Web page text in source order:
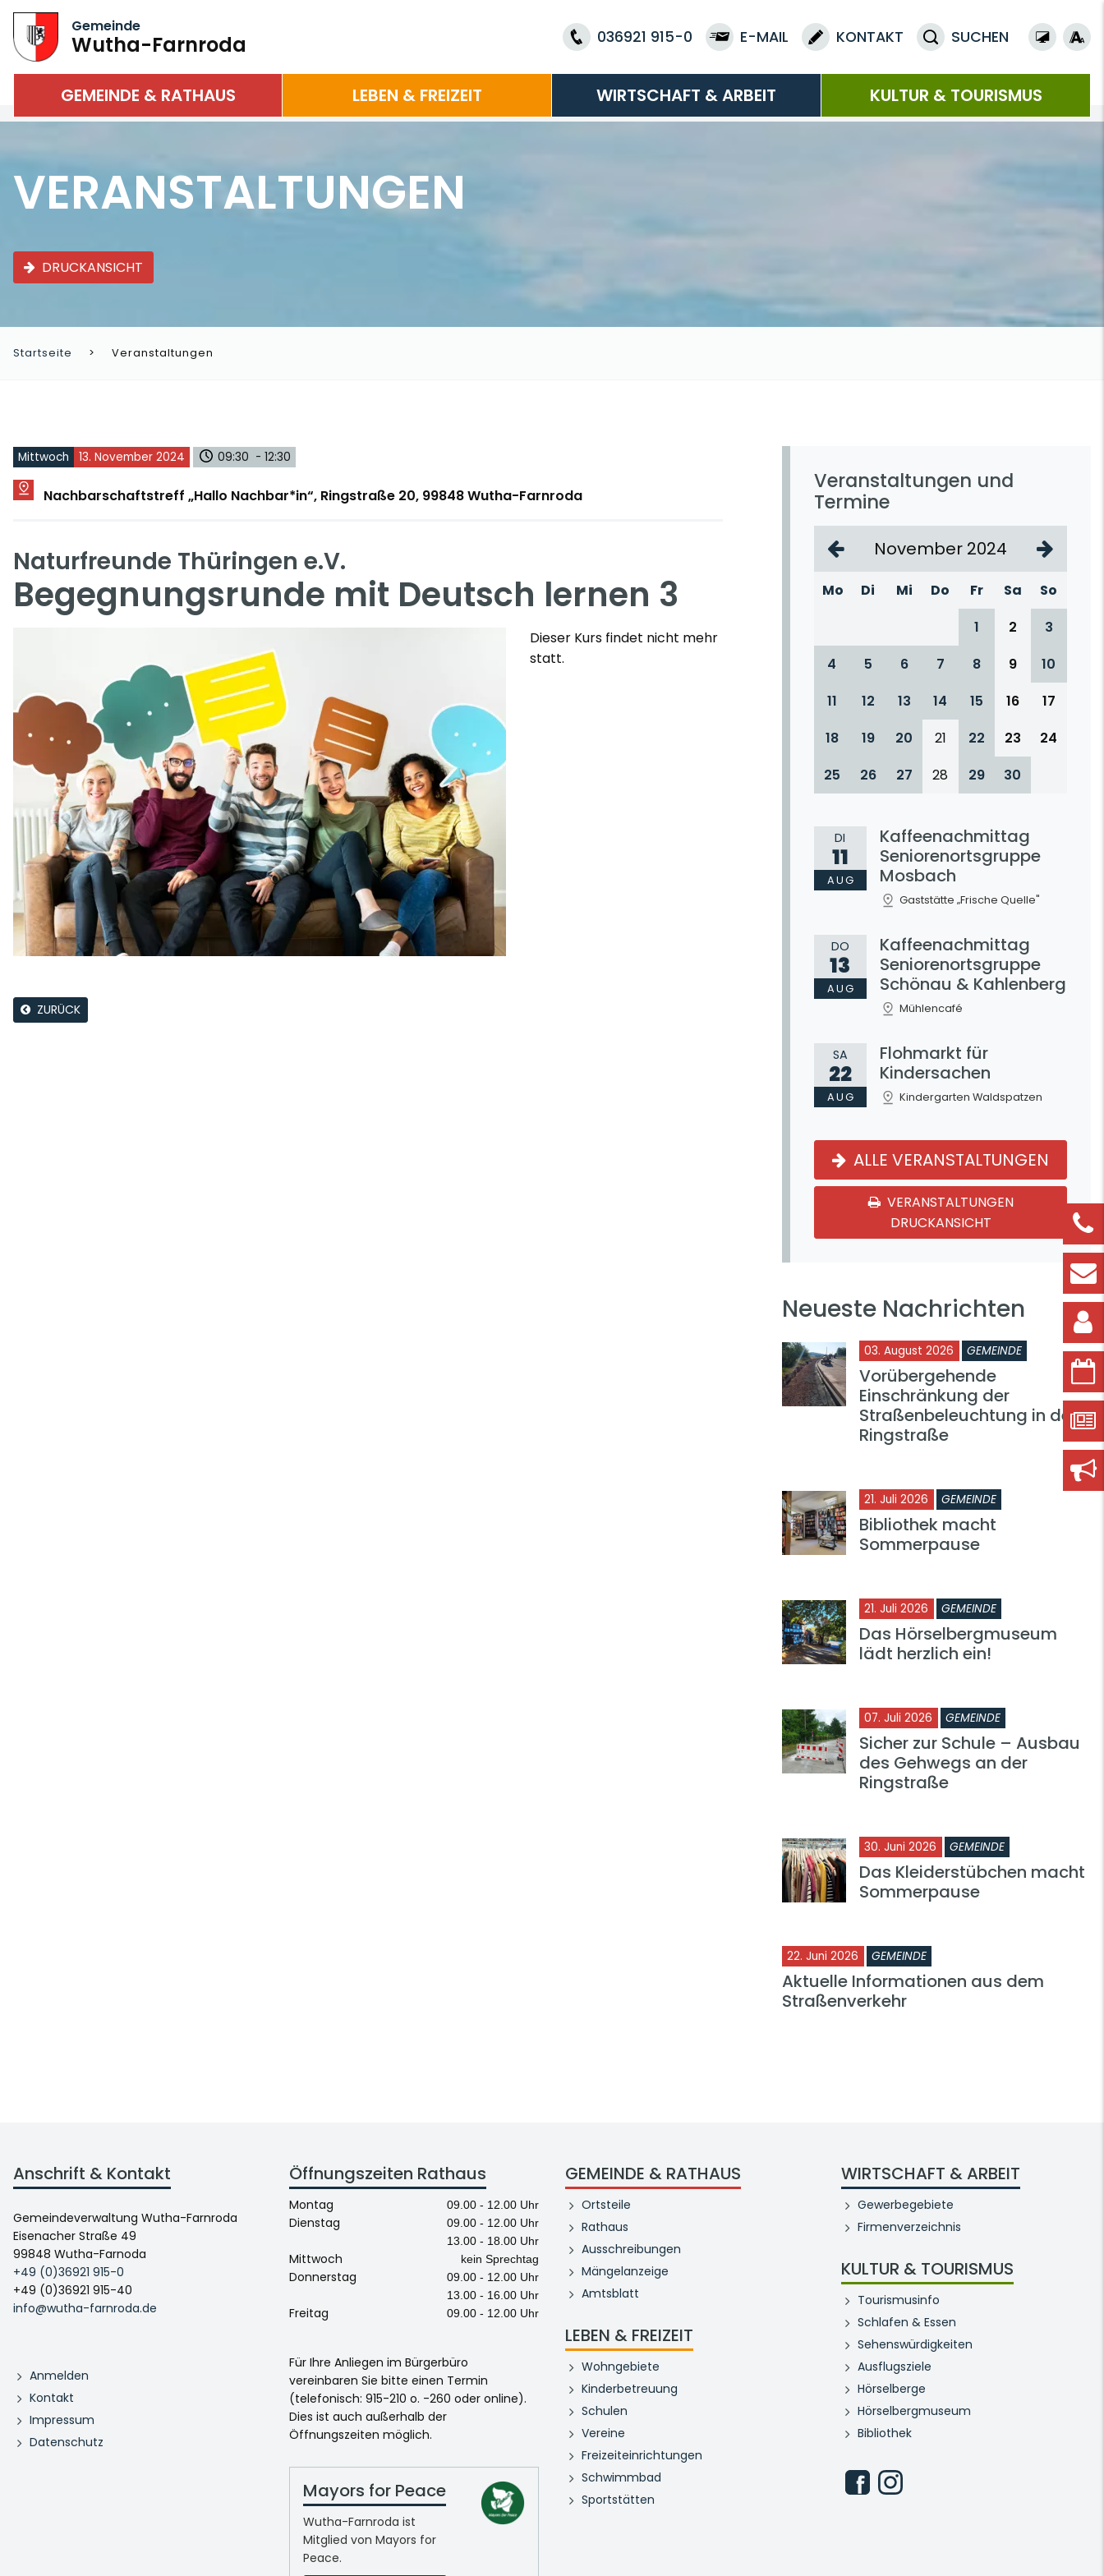
Gemeinde
Wutha-Farnroda 036921 915-0 E-MAIL KONTAKT SUCHEN
GEMEINDE & RATHAUS LEBEN & FREIZEIT WIRTSCHAFT & ARBEIT KULTUR & TOURISMUS
VERANSTALTUNGEN
DRUCKANSICHT
Startseite Veranstaltungen
Mittwoch 13. November 2024 09:30 - 12:30
Nachbarschaftstreff „Hallo Nachbar*in“, Ringstraße 20, 99848 Wutha-Farnroda
Naturfreunde Thüringen e.V.
Begegnungsrunde mit Deutsch lernen 3
Dieser Kurs findet nicht mehr
statt.
ZURÜCK
Veranstaltungen und
Termine
November 2024
Mo Di Mi Do Fr Sa
So
1
2
3
4
5 6 7 8 9
10
11
12 13 14 15 16
17
18
19 20 21 22 23
24
25
26 27 28 29 30
DI
11
AUG
Kaffeenachmittag
Seniorenortsgruppe
Mosbach
Gaststätte „Frische Quelle"
DO
13
AUG
Kaffeenachmittag
Seniorenortsgruppe
Schönau & Kahlenberg
Mühlencafé
SA
22
AUG
Flohmarkt für
Kindersachen
Kindergarten Waldspatzen
ALLE VERANSTALTUNGEN
VERANSTALTUNGEN
DRUCKANSICHT
Neueste Nachrichten
03. August 2026 GEMEINDE
Vorübergehende
Einschränkung der
Straßenbeleuchtung in der
Ringstraße
21. Juli 2026 GEMEINDE
Bibliothek macht
Sommerpause
21. Juli 2026 GEMEINDE
Das Hörselbergmuseum
lädt herzlich ein!
07. Juli 2026 GEMEINDE
Sicher zur Schule – Ausbau
des Gehwegs an der
Ringstraße
30. Juni 2026 GEMEINDE
Das Kleiderstübchen macht
Sommerpause
22. Juni 2026 GEMEINDE
Aktuelle Informationen aus dem
Straßenverkehr
Anschrift & Kontakt
Gemeindeverwaltung Wutha-Farnroda
Eisenacher Straße 49
99848 Wutha-Farnoda
+49 (0)36921 915-0
+49 (0)36921 915-40
info@wutha-farnroda.de
Anmelden
Kontakt
Impressum
Datenschutz
Öffnungszeiten Rathaus
Montag 09.00 - 12.00 Uhr
Dienstag
09.00 - 12.00 Uhr
13.00 - 18.00 Uhr
Mittwoch kein Sprechtag
Donnerstag
09.00 - 12.00 Uhr
13.00 - 16.00 Uhr
Freitag 09.00 - 12.00 Uhr
Für Ihre Anliegen im Bürgerbüro
vereinbaren Sie bitte einen Termin
(telefonisch: 915-210 o. -260 oder online).
Dies ist auch außerhalb der
Öffnungszeiten möglich.
Mayors for Peace
Wutha-Farnroda ist
Mitglied von Mayors for
Peace.
GEMEINDE & RATHAUS
Ortsteile
Rathaus
Ausschreibungen
Mängelanzeige
Amtsblatt
LEBEN & FREIZEIT
Wohngebiete
Kinderbetreuung
Schulen
Vereine
Freizeiteinrichtungen
Schwimmbad
Sportstätten
WIRTSCHAFT & ARBEIT
Gewerbegebiete
Firmenverzeichnis
KULTUR & TOURISMUS
Tourismusinfo
Schlafen & Essen
Sehenswürdigkeiten
Ausflugsziele
Hörselberge
Hörselbergmuseum
Bibliothek